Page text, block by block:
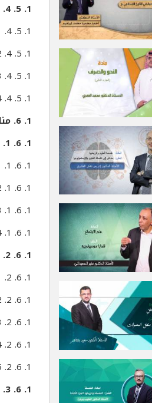
1. 5. 4. التطبيق: الانتحار
1. 5. 4. 1. الخطوة 1: الملاحظة
1. 5. 4. 2. الخطوة 2: الفرضية
1. 5. 4. 3. الخطوة 3: التجربة
1. 5. 4. 4. الخطوة 4: الاستنتاج (النظرية)
1. 6. مناهج موضوعية معاصرة
1. 6. 1. المادية الجدلية: ماركس
1. 6. 1. 1. الأساس الموضوعي للمنهح
1. 6. 1. 2. تعريفات
1. 6. 1. 3. الشق النظري المنهجي
1. 6. 1. 4. الشق التطبيقي التاريخي
1. 6. 2.
1. 6. 2. 1. الأساس الموضوعي للمنهح الوظيفي
1. 6. 2. 2. تعريفات المفاهيم
1. 6. 2. 3. مكونات روح العلم
1. 6. 2. 4. الأبعاد المنهجية
1. 6. 2. 5. توازن البناء الاجتماعي
1. 6. 3. البراغماتية: تشارلز بيرس، وليم جيمس، جون ديوي...